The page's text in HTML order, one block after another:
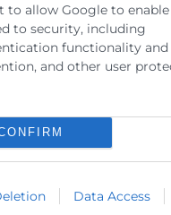
to allow Google to
to security, including
functionality and
and other user
Data Access
els Estats Units
(Imagen)